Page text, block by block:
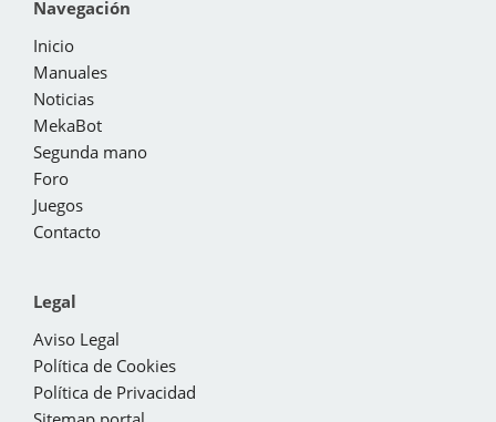
Navegación
Inicio
Manuales
Noticias
MekaBot
Segunda mano
Foro
Juegos
Contacto
Legal
Aviso Legal
Política de Cookies
Política de Privacidad